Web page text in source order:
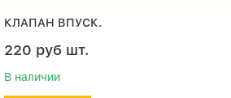
КЛАПАН ВПУСК.
220 руб шт.
В наличии